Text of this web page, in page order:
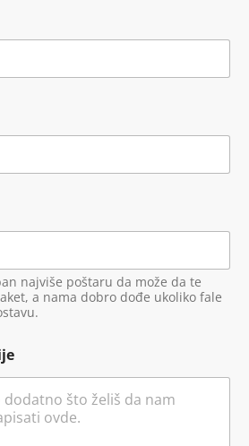
najviše poštaru da može da te
a nama dobro dođe ukoliko fale